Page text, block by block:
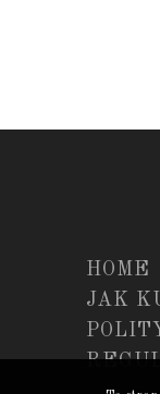
HOME
JAK